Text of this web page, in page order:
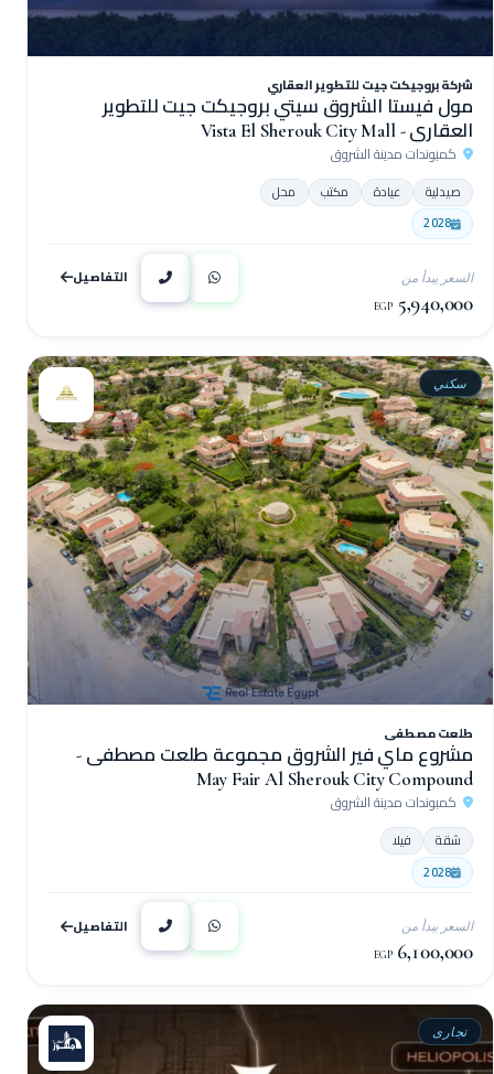
شركة بروجيكت جيت للتطوير العقاري
مول فيستا الشروق سيتي بروجيكت جيت للتطوير
العقاري - Vista El Sherouk City Mall
كمبوندات مدينة الشروق
صيدلية عيادة مكتب
محل
2028
السعر يبدأ من
5,940,000
EGP
التفاصيل
سكني
طلعت مصطفى
مشروع ماي فير الشروق مجموعة طلعت مصطفى -
May Fair Al Sherouk City Compound
كمبوندات مدينة الشروق
شقة
فيلا
2028
السعر يبدأ من
6,100,000
EGP
التفاصيل
تجارى